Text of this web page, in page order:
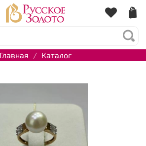
Главная Каталог